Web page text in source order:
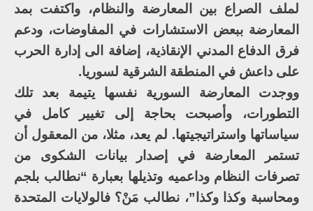
لملف الصراع بين المعارضة والنظام، واكتفت بمد
المعارضة ببعض الاستشارات في المفاوضات، ودعم
فرق الدفاع المدني الإنقاذية، إضافة الى إدارة الحرب
على داعش في المنطقة الشرقية لسوريا.
ووجدت المعارضة السورية نفسها يتيمة بعد تلك
التطورات، وأصبحت بحاجة إلى تغيير كامل في
سياساتها واستراتيجيتها. لم يعد، مثلا، من المعقول أن
تستمر المعارضة في إصدار بيانات الشكوى من
تصرفات النظام وداعميه وتذيلها بعبارة “نطالب بلجم
ومحاسبة وكذا وكذا”، نطالب مَنْ؟ فالولايات المتحدة